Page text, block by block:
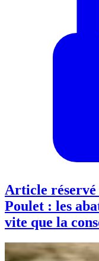
Article réservé
Poulet : les
vite que la